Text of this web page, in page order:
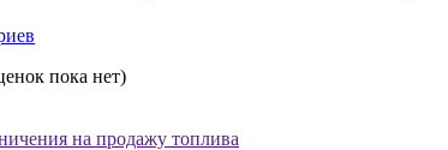
пока нет)
на продажу топлива